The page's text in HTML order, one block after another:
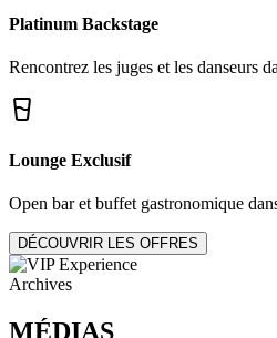
Platinum Backstage
Rencontrez les juges et les danseurs
Lounge Exclusif
Open bar et buffet gastronomique
DÉCOUVRIR LES OFFRES
Archives
MÉDIAS